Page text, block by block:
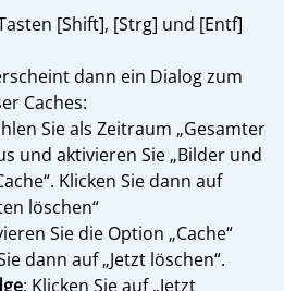
[Shift], [Strg] und [Entf]
dann ein Dialog zum
Caches:
Sie als Zeitraum „Gesamter
und aktivieren Sie „Bilder und
Klicken Sie dann auf
löschen“
Sie die Option „Cache“
dann auf „Jetzt löschen“.
: Klicken Sie auf „Jetzt